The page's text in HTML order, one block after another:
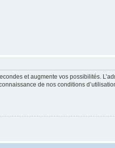
et augmente vos possibilités.
de nos conditions